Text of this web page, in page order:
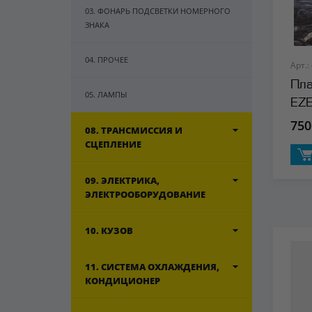
03. ФОНАРЬ ПОДСВЕТКИ НОМЕРНОГО
ЗНАКА
04. ПРОЧЕЕ
05. ЛАМПЫ
08. ТРАНСМИССИЯ И
СЦЕПЛЕНИЕ
09. ЭЛЕКТРИКА,
ЭЛЕКТРООБОРУДОВАНИЕ
10. КУЗОВ
11. СИСТЕМА ОХЛАЖДЕНИЯ,
КОНДИЦИОНЕР
Арт.: